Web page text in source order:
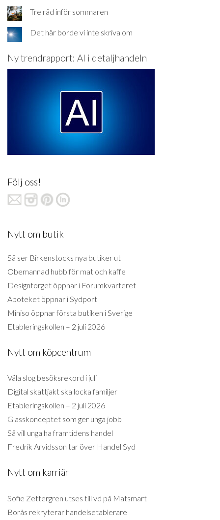
Tre råd inför sommaren
Det här borde vi inte skriva om
Ny trendrapport: AI i detaljhandeln
Följ oss!
Nytt om butik
Så ser Birkenstocks nya butiker ut
Obemannad hubb för mat och kaffe
Designtorget öppnar i Forumkvarteret
Apoteket öppnar i Sydport
Miniso öppnar första butiken i Sverige
Etableringskollen – 2 juli 2026
Nytt om köpcentrum
Väla slog besöksrekord i juli
Digital skattjakt ska locka familjer
Etableringskollen – 2 juli 2026
Glasskonceptet som ger unga jobb
Så vill unga ha framtidens handel
Fredrik Arvidsson tar över Handel Syd
Nytt om karriär
Sofie Zettergren utses till vd på Matsmart
Borås rekryterar handelsetablerare